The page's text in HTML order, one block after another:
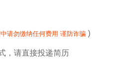
请勿缴纳任何费用 谨防诈骗 )
，请直接投递简历